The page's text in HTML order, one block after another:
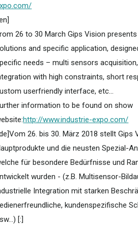
26 to 30 March Gips Vision
and specific application,
needs – multi sensors
with high constraints, short
userfriendly interface, etc...
information to be found on show
http://www.industrie-expo.com/
26. bis 30. März 2018 stellt Gips
und die neusten Spezial-
für besondere Bedürfnisse und
wurden - (z.B. Multisensor-
Integration mit starken
kundenspezifische
[:]